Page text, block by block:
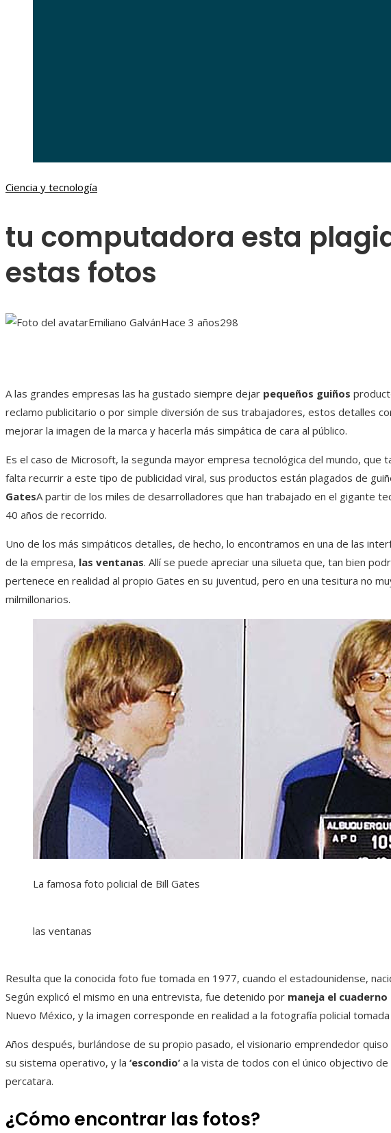
Ciencia y tecnología
tu computadora esta
estas fotos
Emiliano GalvánHace 3 años298
A las grandes empresas las ha gustado siempre dejar pequeños guiños
reclamo publicitario o por simple diversión de sus trabajadores, estos detalles
mejorar la imagen de la marca y hacerla más simpática de cara al público.
Es el caso de Microsoft, la segunda mayor empresa tecnológica del mundo, que
falta recurrir a este tipo de publicidad viral, sus productos están plagados de
GatesA partir de los miles de desarrolladores que han trabajado en el gigante
40 años de recorrido.
Uno de los más simpáticos detalles, de hecho, lo encontramos en una de las
de la empresa, las ventanas. Allí se puede apreciar una silueta que, tan bien
pertenece en realidad al propio Gates en su juventud, pero en una tesitura no
milmillonarios.
La famosa foto policial de Bill Gates
las ventanas
Resulta que la conocida foto fue tomada en 1977, cuando el estadounidense,
Según explicó el mismo en una entrevista, fue detenido por maneja el
Nuevo México, y la imagen corresponde en realidad a la fotografía policial
Años después, burlándose de su propio pasado, el visionario emprendedor
su sistema operativo, y la ‘escondio’ a la vista de todos con el único objectivo
percatara.
¿Cómo encontrar las fotos?